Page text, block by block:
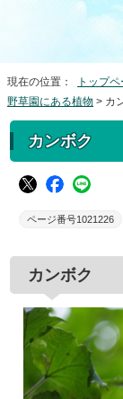
現在の位置： トップ
野草園にある植物 > カ
カンボク
ページ番号1021226
カンボク